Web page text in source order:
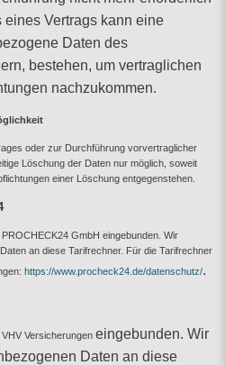
Vertrags kann eine
Daten des
bestehen, um vertraglichen
nachzukommen.
oder zur Durchführung vorvertraglicher
Löschung der Daten nur möglich, soweit
einer Löschung entgegenstehen.
GmbH eingebunden. Wir
an diese Tarifrechner. Für die Tarifrechner
https://www.procheck24.de/datenschutz/.
Versicherungen eingebunden. Wir
Daten an diese